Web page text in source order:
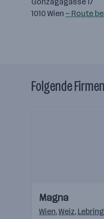
1010 Wien — Route
Folgende
Videos
Einblicke
Einblicke
Magna
Wien,Weiz, Lebring